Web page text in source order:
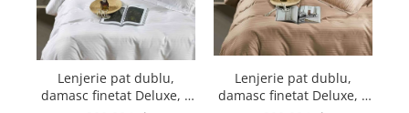
Lenjerie pat dublu,
damasc finetat Deluxe, 6
Lenjerie pat dublu,
damasc finetat Deluxe, 6